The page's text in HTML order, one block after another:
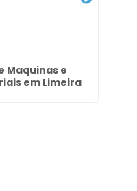
Maquinas e
em Limeira